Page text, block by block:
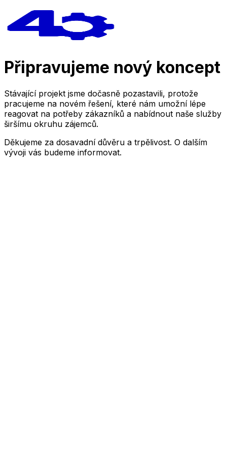
Připravujeme nový koncept
Stávající projekt jsme dočasně pozastavili, protože
pracujeme na novém řešení, které nám umožní lépe
reagovat na potřeby zákazníků a nabídnout naše služby
širšímu okruhu zájemců.
Děkujeme za dosavadní důvěru a trpělivost. O dalším
vývoji vás budeme informovat.